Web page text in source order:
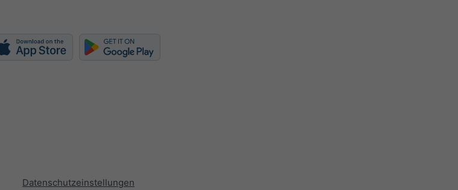
Datenschutzeinstellungen